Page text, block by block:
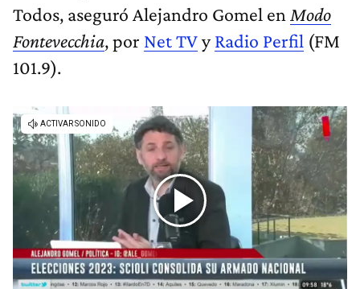
Todos, aseguró Alejandro Gomel en Modo
Fontevecchia, por Net TVyRadio Perfil (FM
101.9).